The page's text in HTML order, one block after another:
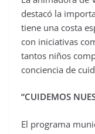
destacó la
tiene una costa
con iniciativas
tantos niños
conciencia de
“CUIDEMOS
El programa